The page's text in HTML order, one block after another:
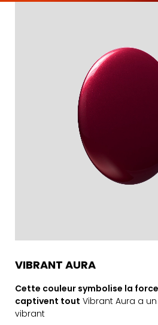
VIBRANT AURA
Cette couleur symbolise la
captivent tout Vibrant Aura a
vibrant